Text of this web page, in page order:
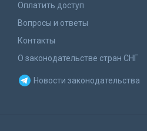
Оплатить доступ
Вопросы и ответы
Контакты
О законодательстве стран СНГ
Новости законодательства